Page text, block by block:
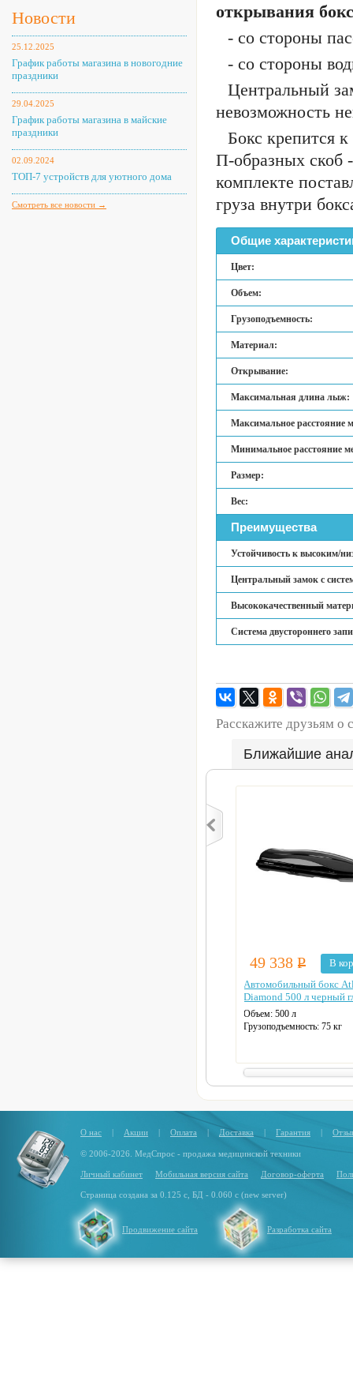
Новости
25.12.2025
График работы магазина в новогодние
праздники
29.04.2025
График работы магазина в майские
праздники
02.09.2024
ТОП-7 устройств для уютного дома
Смотреть все новости →
открывания
- со стороны
- со стороны
Центральный
невозможность
Бокс крепится
П-образных скоб
комплекте
груза внутри
Общие
Цвет:
Объем:
Грузоподъемность:
Материал:
Открывание:
Максимальная длина лыж:
Максимальное расстояние
Минимальное расстояние
Размер:
Вес:
Преимущества
Устойчивость к высоким/
Центральный замок с
Высококачественный
Система двустороннего
Расскажите друзьям о
Ближайшие
49 338Р
В
Автомобильный бокс
Diamond 500 л черный
Объем: 500 л
Грузоподъемность: 75 кг
О нас | Акции | Оплата | Доставка | Гарантия |
© 2006-2026. МедСпрос - продажа медицинской техники
Личный кабинет Мобильная версия сайта Договор-оферта
Страница создана за 0.125 с, БД - 0.060 с (new server)
Продвижение сайта Разработка сайта